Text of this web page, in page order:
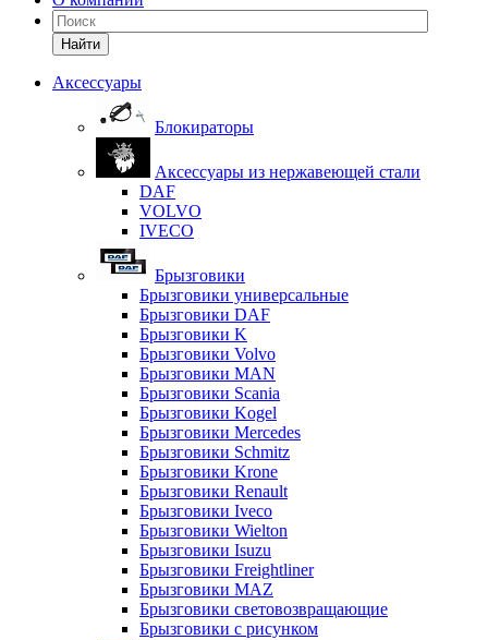
Найти
Аксессуары
Блокираторы
Аксессуары из нержавеющей стали
DAF
VOLVO
IVECO
Брызговики
Брызговики универсальные
Брызговики DAF
Брызговики K
Брызговики Volvo
Брызговики MAN
Брызговики Scania
Брызговики Kogel
Брызговики Mercedes
Брызговики Schmitz
Брызговики Krone
Брызговики Renault
Брызговики Iveco
Брызговики Wielton
Брызговики Isuzu
Брызговики Freightliner
Брызговики MAZ
Брызговики световозвращающие
Брызговики с рисунком